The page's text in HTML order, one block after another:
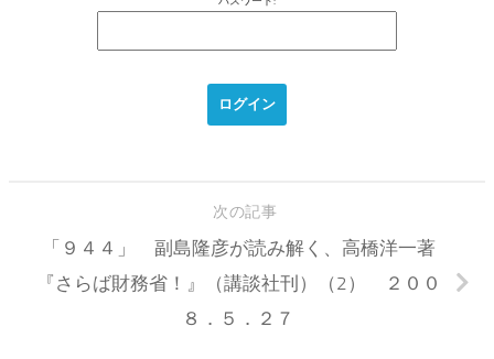
次の記事
「９４４」 副島隆彦が読み解く、高橋洋一著
『さらば財務省！』（講談社刊）（2） ２００
８．５．２７